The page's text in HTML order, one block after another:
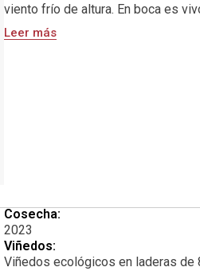
viento frío de altura. En boca es
suave y un frescor que lo hace
Leer más
Cosecha:
2023
Viñedos:
Viñedos ecológicos en laderas